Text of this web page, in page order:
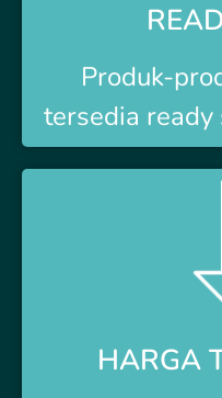
Produk-
tersedia ready
HARGA